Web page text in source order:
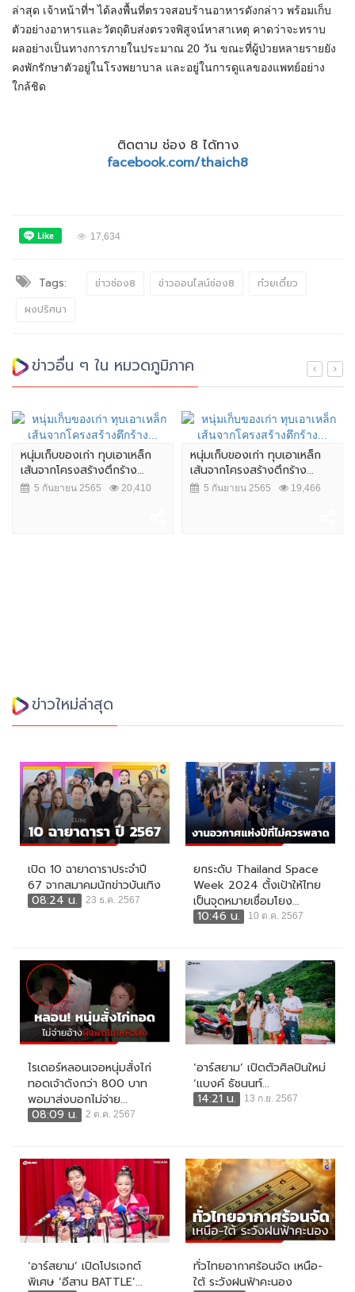
ล่าสุด เจ้าหน้าที่ฯ ได้ลงพื้นที่ตรวจสอบร้านอาหารดังกล่าว พร้อมเก็บ
ตัวอย่างอาหารและวัตถุดิบส่งตรวจพิสูจน์หาสาเหตุ คาดว่าจะทราบ
ผลอย่างเป็นทางการภายในประมาณ 20 วัน ขณะที่ผู้ป่วยหลายรายยัง
คงพักรักษาตัวอยู่ในโรงพยาบาล และอยู่ในการดูแลของแพทย์อย่าง
ใกล้ชิด
ติดตาม ช่อง 8 ได้ทาง
facebook.com/thaich8
17,634
Tags: ข่าวช่อง8 ข่าวออนไลน์ช่อง8
ก๋วยเตี๋ยว
ผงปริศนา
ข่าวอื่น ๆ ใน หมวดภูมิภาค
หนุ่มเก็บของเก่า ทุบเอาเหล็ก
เส้นจากโครงสร้างตึกร้าง...
5 กันยายน 2565 20,410
หนุ่มเก็บของเก่า ทุบเอาเหล็ก
เส้นจากโครงสร้างตึกร้าง...
5 กันยายน 2565 19,466
ข่าวใหม่ล่าสุด
เปิด 10 ฉายาดาราประจำปี
67 จากสมาคมนักข่าวบันเทิง
08:24 น.
23 ธ.ค. 2567
ยกระดับ Thailand Space
Week 2024 ตั้งเป้าให้ไทย
เป็นจุดหมายเชื่อมโยง...
10:46 น.
10 ต.ค. 2567
ไรเดอร์หลอนเจอหนุ่มสั่งไก่
ทอดเจ้าดังกว่า 800 บาท
พอมาส่งบอกไม่จ่าย...
08:09 น.
2 ต.ค. 2567
‘อาร์สยาม’ เปิดตัวศิลปินใหม่
‘แบงค์ ธัชนนท์...
14:21 น.
13 ก.ย. 2567
‘อาร์สยาม’ เปิดโปรเจกต์
พิเศษ ‘อีสาน BATTLE’...
ทั่วไทยอากาศร้อนจัด เหนือ-
ใต้ ระวังฝนฟ้าคะนอง